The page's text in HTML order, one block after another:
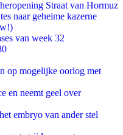
Straat van Hormuz
naar geheime kazerne
van week 32
op mogelijke oorlog met
en neemt geel over
embryo van ander stel